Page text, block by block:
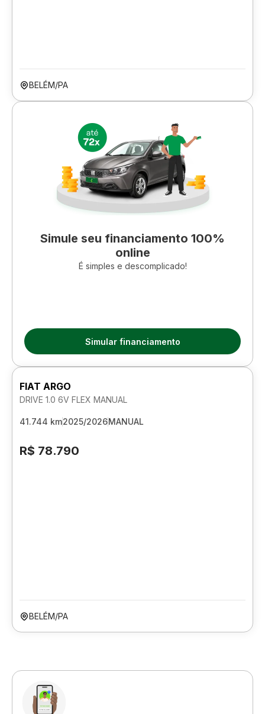
BELÉM/PA
Simule seu financiamento 100%
online
É simples e descomplicado!
Simular financiamento
FIAT ARGO
DRIVE 1.0 6V FLEX MANUAL
41.744 km2025/2026MANUAL
R$ 78.790
BELÉM/PA